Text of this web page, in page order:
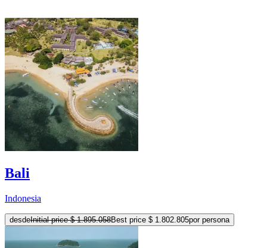
Bali
Indonesia
desdeInitial price $ 1.895.058Best price $ 1.802.805por persona